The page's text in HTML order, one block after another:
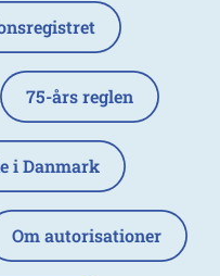
75-års reglen
i Danmark
Om autorisationer